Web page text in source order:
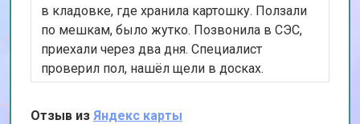
в кладовке, где хранила картошку. Ползали
по мешкам, было жутко. Позвонила в СЭС,
приехали через два дня. Специалист
проверил пол, нашёл щели в досках.
Обработал всё, посоветовал убрать сырость.
Картошку спасли, жучков больше нет.
Отзыв из Яндекс карты